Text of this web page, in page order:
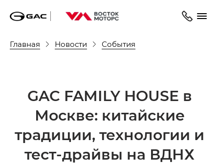
Главная Новости События
GAC FAMILY HOUSE в
Москве: китайские
традиции, технологии и
тест-драйвы на ВДНХ